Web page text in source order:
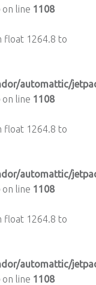
on line 1108
float 1264.8 to
automattic/
on line 1108
float 1264.8 to
automattic/
on line 1108
float 1264.8 to
automattic/
on line 1108